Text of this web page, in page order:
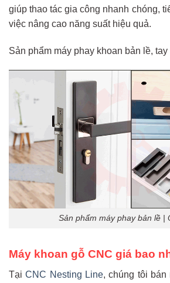
giúp thao tác gia công nhanh chóng,
việc nâng cao năng suất hiệu quả.
Sản phẩm máy phay khoan bản lề, tay
Sản phẩm máy phay bản lề |
Máy khoan gỗ CNC giá bao
TạiCNC Nesting Line, chúng tôi bán